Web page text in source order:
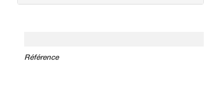
Référence